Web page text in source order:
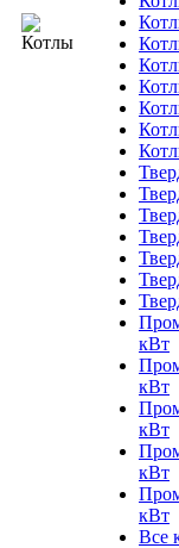
кВт
кВт
кВт
кВт
кВт
Все